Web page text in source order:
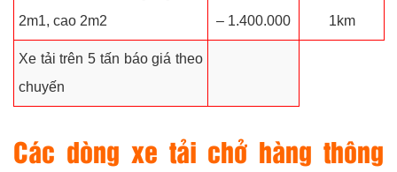
2m1, cao 2m2
– 1.400.000
1km
Xe tải trên 5 tấn báo giá theo
chuyến
Các dòng xe tải chở hàng thông